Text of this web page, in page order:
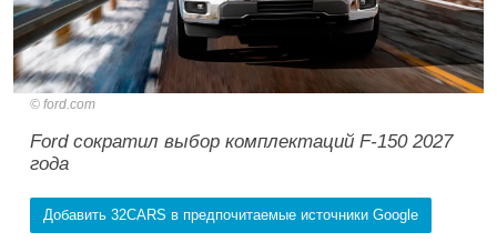
ford.com
Ford сократил выбор комплектаций F-150 2027
года
Добавить 32CARS в предпочитаемые источники Google